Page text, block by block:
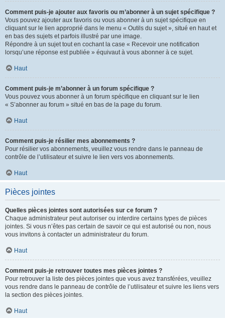
Comment puis-je ajouter aux favoris ou m’abonner à un sujet spécifique ?
Vous pouvez ajouter aux favoris ou vous abonner à un sujet spécifique en
cliquant sur le lien approprié dans le menu « Outils du sujet », situé en haut et
en bas des sujets et parfois illustré par une image.
Répondre à un sujet tout en cochant la case « Recevoir une notification
lorsqu’une réponse est publiée » équivaut à vous abonner à ce sujet.
Haut
Comment puis-je m’abonner à un forum spécifique ?
Vous pouvez vous abonner à un forum spécifique en cliquant sur le lien
« S’abonner au forum » situé en bas de la page du forum.
Haut
Comment puis-je résilier mes abonnements ?
Pour résilier vos abonnements, veuillez vous rendre dans le panneau de
contrôle de l’utilisateur et suivre le lien vers vos abonnements.
Haut
Pièces jointes
Quelles pièces jointes sont autorisées sur ce forum ?
Chaque administrateur peut autoriser ou interdire certains types de pièces
jointes. Si vous n’êtes pas certain de savoir ce qui est autorisé ou non, nous
vous invitons à contacter un administrateur du forum.
Haut
Comment puis-je retrouver toutes mes pièces jointes ?
Pour retrouver la liste des pièces jointes que vous avez transférées, veuillez
vous rendre dans le panneau de contrôle de l’utilisateur et suivre les liens vers
la section des pièces jointes.
Haut